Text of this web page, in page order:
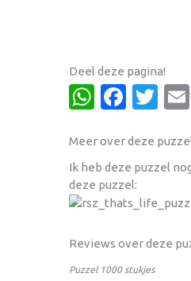
Deel deze pagina!
Meer over deze
Ik heb deze puzzel
deze puzzel:
Reviews over deze
Puzzel 1000 stukjes